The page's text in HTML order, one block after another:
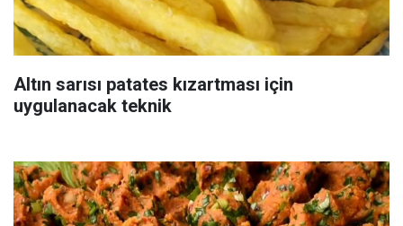
Altın sarısı patates kızartması için
uygulanacak teknik